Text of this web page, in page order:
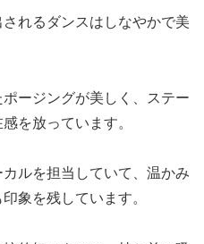
れるダンスはしなやかで美
ージングが美しく、ステー
を放っています。
ルを担当していて、温かみ
象を残しています​。